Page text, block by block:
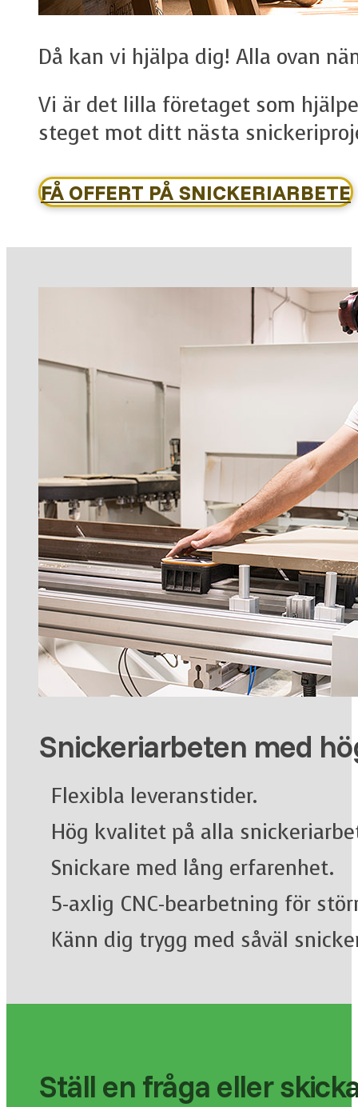
Då kan vi hjälpa dig! Alla ovan
Vi är det lilla företaget som
steget mot ditt nästa
FÅ OFFERT PÅ SNICKERIARBETE
Snickeriarbeten med
Flexibla leveranstider.
Hög kvalitet på alla
Snickare med lång erfarenhet.
5-axlig CNC-bearbetning för
Känn dig trygg med såväl
Ställ en fråga eller